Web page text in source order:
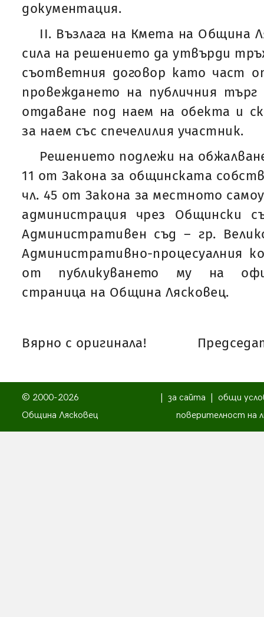
документация.
II. Възлага на Кмета на Община
сила на решението да утвърди
съответния договор като част
провеждането на публичния
отдаване под наем на обекта и
за наем със спечелилия участник.
Решението подлежи на
11 от Закона за общинската
чл. 45 от Закона за местното
администрация чрез Общински
Административен съд – гр.
Административно-процесуалния
от публикуването му на
страница на Община Лясковец.
Вярно с оригинала!
© 2000-2026
Община Лясковец
за сайта
общи
поверителност на